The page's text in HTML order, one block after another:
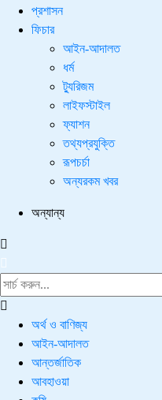
প্রশাসন
ফিচার
আইন-আদালত
ধর্ম
ট্যুরিজম
লাইফস্টাইল
ফ্যাশন
তথ্যপ্রযুক্তি
রূপচর্চা
অন্যরকম খবর
অন্যান্য
অর্থ ও বাণিজ্য
আইন-আদালত
আন্তর্জাতিক
আবহাওয়া